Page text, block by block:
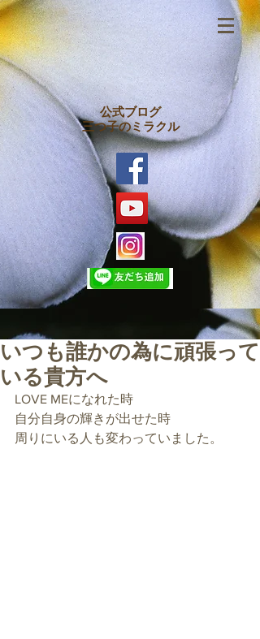
公式ブログ
三つ子のミラクル
いつも誰かの為に頑張って
いる貴方へ
LOVE MEになれた時
自分自身の輝きが出せた時
周りにいる人も変わっていました。